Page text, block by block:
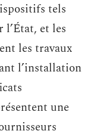
tels
l’État, et les
les travaux
l’installation
une